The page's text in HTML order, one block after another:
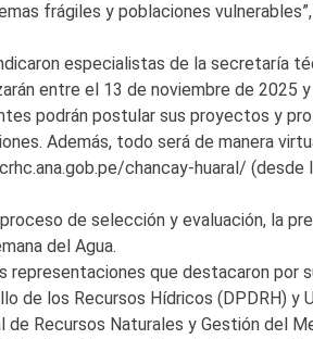
frágiles y poblaciones
especialistas de la secretaría
entre el 13 de noviembre de 2025
podrán postular sus proyectos y
Además, todo será de manera
chancay-huaral/ (desde
de selección y evaluación, la
del Agua.
representaciones que destacaron por
de los Recursos Hídricos (DPDRH) y
de Recursos Naturales y Gestión del